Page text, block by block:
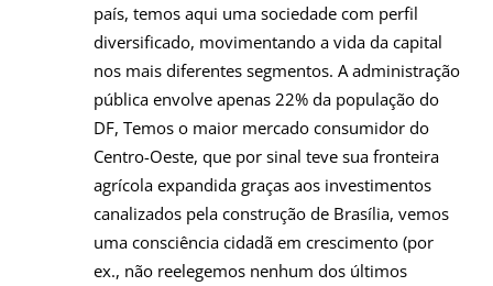
país, temos aqui uma sociedade com perfil
diversificado, movimentando a vida da capital
nos mais diferentes segmentos. A administração
pública envolve apenas 22% da população do
DF, Temos o maior mercado consumidor do
Centro-Oeste, que por sinal teve sua fronteira
agrícola expandida graças aos investimentos
canalizados pela construção de Brasília, vemos
uma consciência cidadã em crescimento (por
ex., não reelegemos nenhum dos últimos